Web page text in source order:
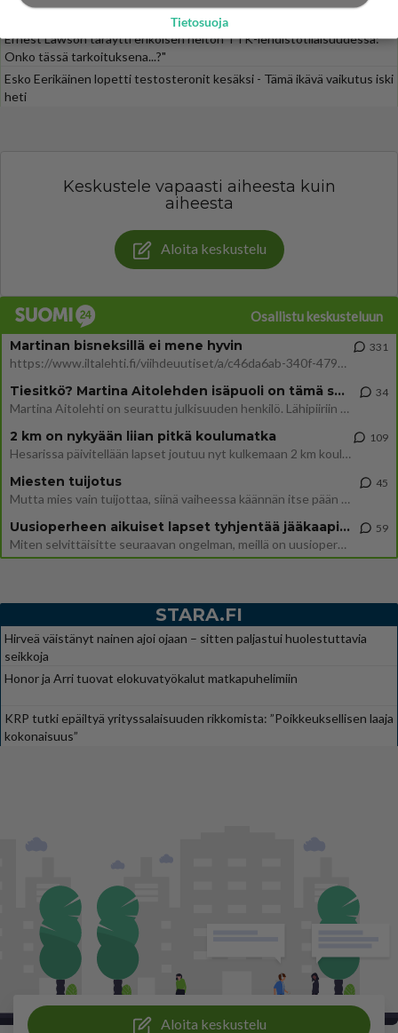
Ernest Lawson täräytti erikoisen heiton TTK-lehdistötilaisuudessa: "
Onko tässä tarkoituksena...?"
Esko Eerikäinen lopetti testosteronit kesäksi - Tämä ikävä vaikutus iski
heti
Keskustele vapaasti aiheesta kuin
aiheesta
Aloita keskustelu
Osallistu keskusteluun
Martinan bisneksillä ei mene hyvin
https://www.iltalehti.fi/viihdeuutiset/a/c46da6ab-340f-4790-aaa7-0865eed2336 Yrityksen konkurssihakemus on tullut kärä
331
Tiesitkö? Martina Aitolehden isäpuoli on tämä suosittu laulaja
Martina Aitolehti on seurattu julkisuuden henkilö. Lähipiiriin mahtuu muitakin tunnettuja henkilöitä. Tiesitkö, että Ma
34
2 km on nykyään liian pitkä koulumatka
Hesarissa päivitellään lapset joutuu nyt kulkemaan 2 km kouluun jösses. Ruostefillarilla tuo matka menee vaikka miten äk
109
Miesten tuijotus
Mutta mies vain tuijottaa, siinä vaiheessa käännän itse pään pois. Mikä juttu? Yleensä jos joku tuijottaa tai katsoo, hä
45
Uusioperheen aikuiset lapset tyhjentää jääkaapin käydessään
Miten selvittäisitte seuraavan ongelman, meillä on uusioperhe, minulla teini-ikäiset lapset ja puolisolla aikuiset, jotk
59
STARA.FI
Hirveä väistänyt nainen ajoi ojaan – sitten paljastui huolestuttavia
seikkoja
Honor ja Arri tuovat elokuvatyökalut matkapuhelimiin
KRP tutki epäiltyä yrityssalaisuuden rikkomista: ”Poikkeuksellisen laaja
kokonaisuus”
Aloita keskustelu
Tietosuoja